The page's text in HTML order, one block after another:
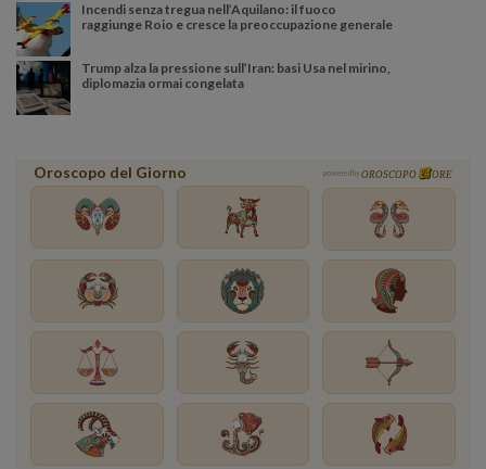
Incendi senza tregua nell’Aquilano: il fuoco
raggiunge Roio e cresce la preoccupazione generale
Trump alza la pressione sull’Iran: basi Usa nel mirino,
diplomazia ormai congelata
Oroscopo del Giorno powered by OROSCOPO ORE